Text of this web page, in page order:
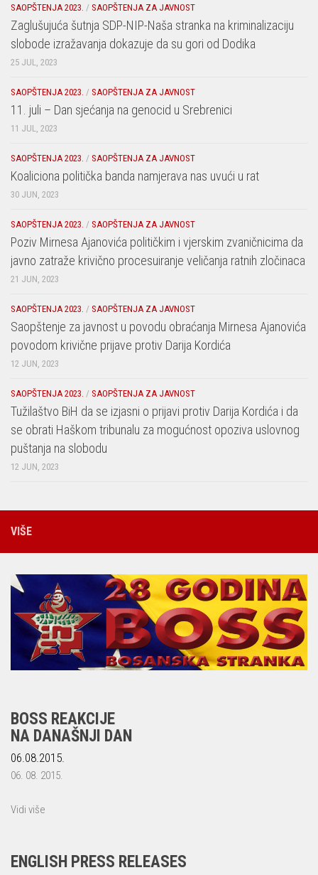
SAOPŠTENJA 2023. / SAOPŠTENJA ZA JAVNOST
Zaglušujuća šutnja SDP-NIP-Naša stranka na kriminalizaciju
slobode izražavanja dokazuje da su gori od Dodika
25 JUL, 2023
SAOPŠTENJA 2023. / SAOPŠTENJA ZA JAVNOST
11. juli – Dan sjećanja na genocid u Srebrenici
11 JUL, 2023
SAOPŠTENJA 2023. / SAOPŠTENJA ZA JAVNOST
Koaliciona politička banda namjerava nas uvući u rat
30 JUN, 2023
SAOPŠTENJA 2023. / SAOPŠTENJA ZA JAVNOST
Poziv Mirnesa Ajanovića političkim i vjerskim zvaničnicima da
javno zatraže krivično procesuiranje veličanja ratnih zločinaca
21 JUN, 2023
SAOPŠTENJA 2023. / SAOPŠTENJA ZA JAVNOST
Saopštenje za javnost u povodu obraćanja Mirnesa Ajanovića
povodom krivične prijave protiv Darija Kordića
12 JUN, 2023
SAOPŠTENJA 2023. / SAOPŠTENJA ZA JAVNOST
Tužilaštvo BiH da se izjasni o prijavi protiv Darija Kordića i da
se obrati Haškom tribunalu za mogućnost opoziva uslovnog
puštanja na slobodu
12 JUN, 2023
VIŠE
BOSS REAKCIJE
NA DANAŠNJI DAN
06.08.2015.
06. 08. 2015.
Vidi više
ENGLISH PRESS RELEASES